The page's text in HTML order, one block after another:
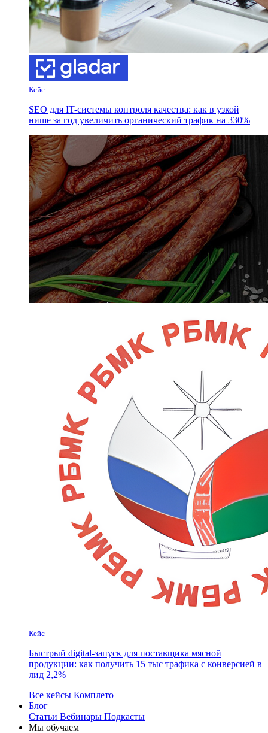
Кейс
SEO для IT-системы контроля качества: как в узкой
нише за год увеличить органический трафик на 330%
Кейс
Быстрый digital-запуск для поставщика мясной
продукции: как получить 15 тыс трафика с конверсией в
лид 2,2%
Все кейсы Комплето
Блог
Статьи Вебинары Подкасты
Мы обучаем